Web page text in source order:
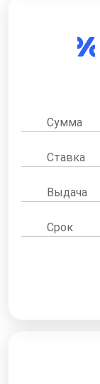
Сумма
Ставка
Выдача
Срок